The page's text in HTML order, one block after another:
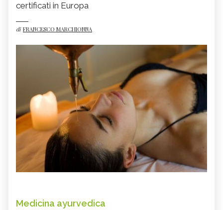
certificati in Europa
di FRANCESCO MARCHIONNA
Medicina ayurvedica